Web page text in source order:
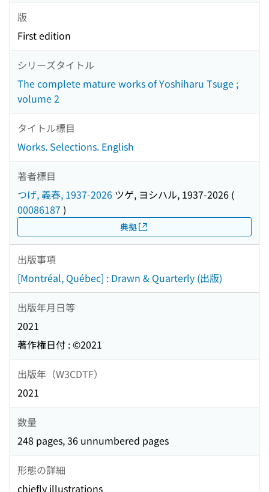
版
First edition
シリーズタイトル
The complete mature works of Yoshiharu Tsuge ;
volume 2
タイトル標目
Works. Selections. English
著者標目
つげ, 義春, 1937-2026 ツゲ, ヨシハル, 1937-2026 (
00086187 )
典拠
出版事項
[Montréal, Québec] : Drawn & Quarterly (出版)
出版年月日等
2021
著作権日付 : ©2021
出版年（W3CDTF）
2021
数量
248 pages, 36 unnumbered pages
形態の詳細
chiefly illustrations